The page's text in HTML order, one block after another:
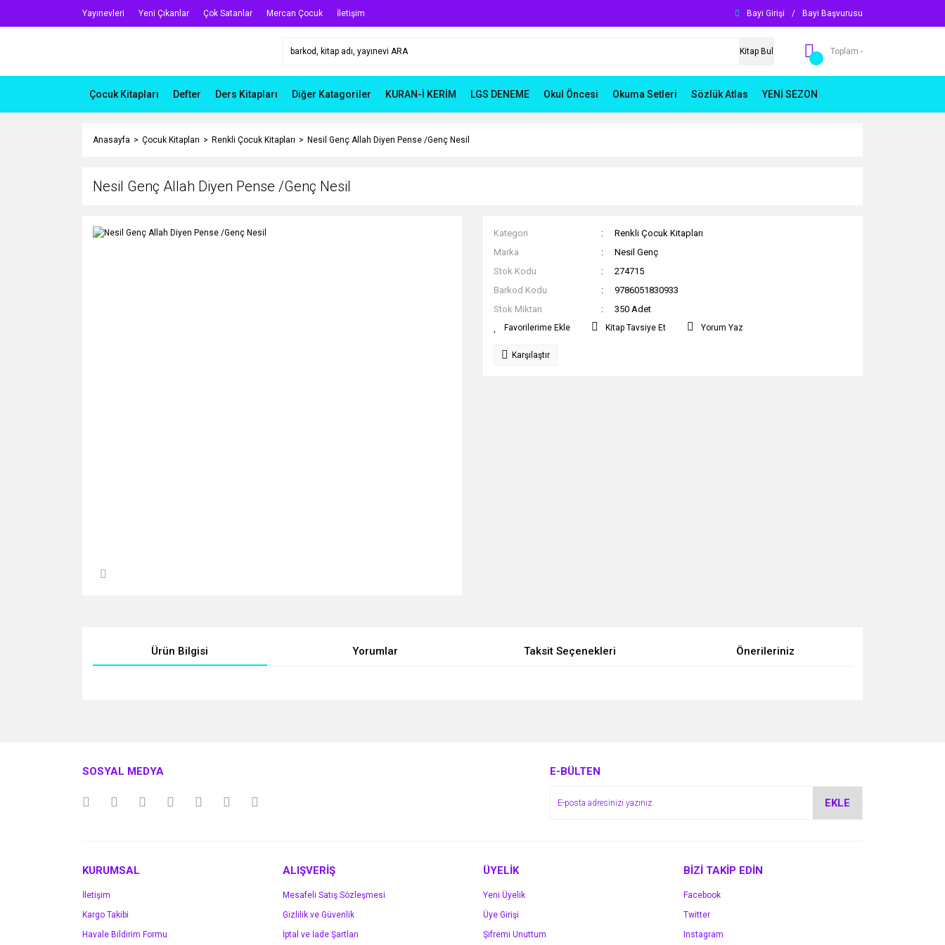
Yayınevleri Yeni Çıkanlar Çok Satanlar Mercan Çocuk İletişim Bayi Girişi / Bayi Başvurusu
Kitap Bul Toplam -
Çocuk Kitapları Defter Ders Kitapları Diğer Katagoriler KURAN-İ KERİM LGS DENEME Okul Öncesi Okuma Setleri Sözlük Atlas YENİ SEZON
Anasayfa Çocuk Kitapları Renkli Çocuk Kitapları Nesil Genç Allah Diyen Pense /Genç Nesil
Nesil Genç Allah Diyen Pense /Genç Nesil
Kategori
Renkli Çocuk Kitapları
Marka
Nesil Genç
Stok Kodu
274715
Barkod Kodu
9786051830933
Stok Miktarı
350 Adet
Kitap Tavsiye Et Yorum Yaz
Karşılaştır
Ürün Bilgisi Yorumlar Taksit Seçenekleri Önerileriniz
Ürün açıklamasında eksik bilgiler bulunuyor.
SOSYAL MEDYA E-BÜLTEN
EKLE
KURUMSAL
İletişim
Kargo Takibi
Havale Bildirim Formu
ALIŞVERİŞ
Mesafeli Satış Sözleşmesi
Gizlilik ve Güvenlik
İptal ve İade Şartları
ÜYELİK
Yeni Üyelik
Üye Girişi
Şifremi Unuttum
BİZİ TAKİP EDİN
Facebook
Twitter
Instagram